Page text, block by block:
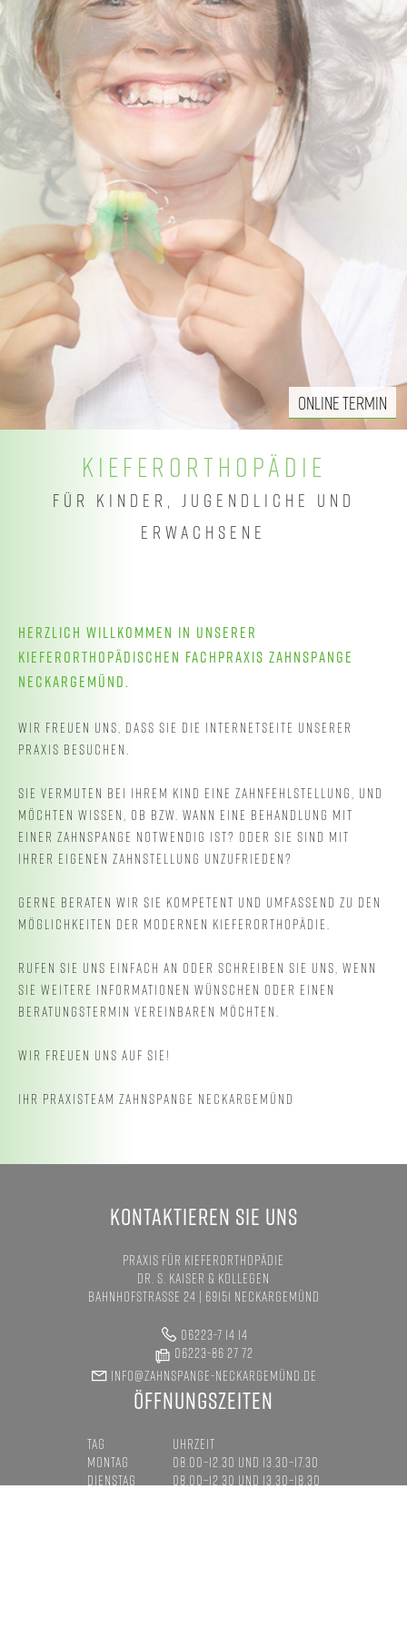
ONLINE TERMIN
KIEFERORTHOPÄDIE
FÜR KINDER, JUGENDLICHE UND
ERWACHSENE
KIEFERORTHOPÄDIE
FÜR KINDER, JUGENDLICHE UND
ERWACHSENE
HERZLICH WILLKOMMEN IN UNSERER
KIEFERORTHOPÄDISCHEN FACHPRAXIS ZAHNSPANGE
NECKARGEMÜND.
WIR FREUEN UNS, DASS SIE DIE INTERNETSEITE UNSERER
PRAXIS BESUCHEN.
SIE VERMUTEN BEI IHREM KIND EINE ZAHNFEHLSTELLUNG, UND
MÖCHTEN WISSEN, OB BZW. WANN EINE BEHANDLUNG MIT
EINER ZAHNSPANGE NOTWENDIG IST? ODER SIE SIND MIT
IHRER EIGENEN ZAHNSTELLUNG UNZUFRIEDEN?
GERNE BERATEN WIR SIE KOMPETENT UND UMFASSEND ZU DEN
MÖGLICHKEITEN DER MODERNEN KIEFERORTHOPÄDIE.
RUFEN SIE UNS EINFACH AN ODER SCHREIBEN SIE UNS, WENN
SIE WEITERE INFORMATIONEN WÜNSCHEN ODER EINEN
BERATUNGSTERMIN VEREINBAREN MÖCHTEN.
WIR FREUEN UNS AUF SIE!
IHR PRAXISTEAM ZAHNSPANGE NECKARGEMÜND
KONTAKTIEREN SIE UNS
PRAXIS FÜR KIEFERORTHOPÄDIE
DR. S. KAISER & KOLLEGEN
BAHNHOFSTRASSE 24 | 69151 NECKARGEMÜND
06223-7 14 14
06223-86 27 72
INFO@ZAHNSPANGE-NECKARGEMÜND.DE
ÖFFNUNGSZEITEN
TAG
UHRZEIT
MONTAG
08.00–12.30 UND 13.30–17.30
DIENSTAG
08.00–12.30 UND 13.30–18.30